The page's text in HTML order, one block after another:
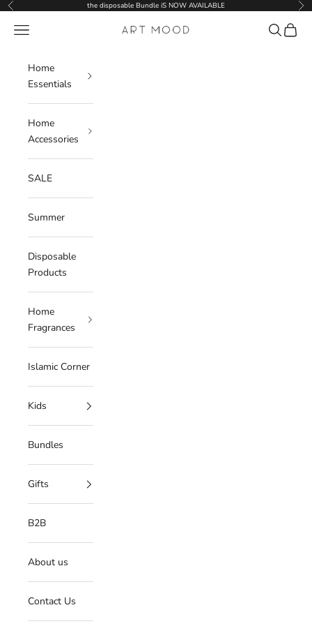
Skip to content
Previous the disposable Bundle iS NOW AVAILABLE
ART MOOD
Navigation menu Search
Cart
Home
Essentials
Home
Accessories
SALE
Summer
Disposable
Products
Home
Fragrances
Islamic Corner
Kids
Bundles
Gifts
B2B
About us
Contact Us